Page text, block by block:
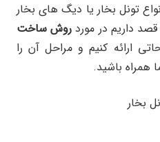
تونل بخار یا دیگ های بخار
داریم در مورد روش ساخت
ارائه کنیم و مراحل آن را
باشید.